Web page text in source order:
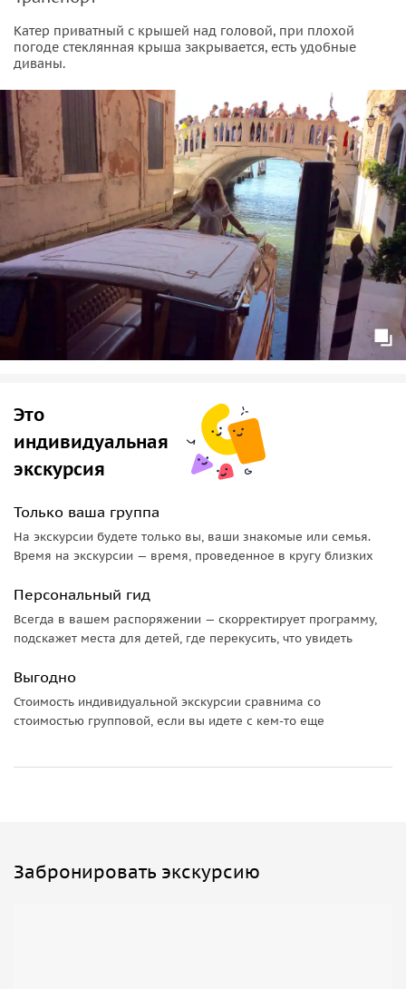
Катер приватный с крышей над головой, при плохой
погоде стеклянная крыша закрывается, есть удобные
диваны.
Это
индивидуальная
экскурсия
Только ваша группа
На экскурсии будете только вы, ваши знакомые или семья.
Время на экскурсии — время, проведенное в кругу близких
Персональный гид
Всегда в вашем распоряжении — скорректирует программу,
подскажет места для детей, где перекусить, что увидеть
Выгодно
Стоимость индивидуальной экскурсии сравнима со
стоимостью групповой, если вы идете с кем-то еще
Забронировать экскурсию